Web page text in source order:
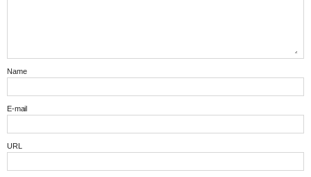
Name
E-mail
URL